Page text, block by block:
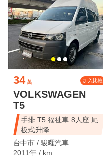
34 萬 加入比較
VOLKSWAGEN
T5
手排 T5 福祉車 8人座 尾
板式升降
台中市 /駿曜汽車
2011年 / km